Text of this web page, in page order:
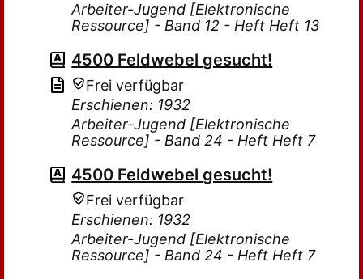
Arbeiter-Jugend [Elektronische
Ressource] - Band 12 - Heft Heft 13
4500 Feldwebel gesucht!
Frei verfügbar
Erschienen: 1932
Arbeiter-Jugend [Elektronische
Ressource] - Band 24 - Heft Heft 7
4500 Feldwebel gesucht!
Frei verfügbar
Erschienen: 1932
Arbeiter-Jugend [Elektronische
Ressource] - Band 24 - Heft Heft 7